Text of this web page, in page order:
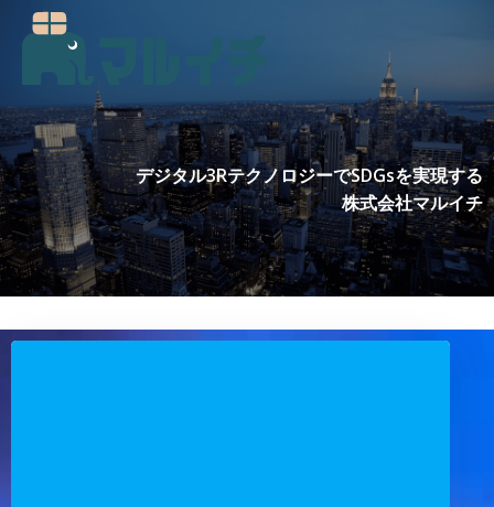
ツ
へ
ス
キ
ッ
プ
デジタル3RテクノロジーでSDGsを実現する
株式会社マルイチ